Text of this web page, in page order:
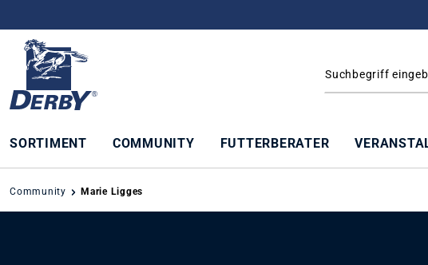
SORTIMENT COMMUNITY FUTTERBERATER
Community Marie Ligges